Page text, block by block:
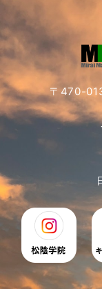
〒470-